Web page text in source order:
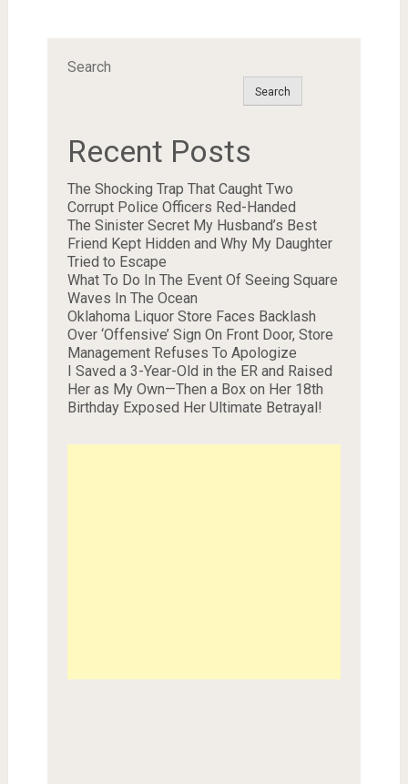
Search
Search
Recent Posts
The Shocking Trap That Caught Two
Corrupt Police Officers Red-Handed
The Sinister Secret My Husband’s Best
Friend Kept Hidden and Why My Daughter
Tried to Escape
What To Do In The Event Of Seeing Square
Waves In The Ocean
Oklahoma Liquor Store Faces Backlash
Over ‘Offensive’ Sign On Front Door, Store
Management Refuses To Apologize
I Saved a 3-Year-Old in the ER and Raised
Her as My Own—Then a Box on Her 18th
Birthday Exposed Her Ultimate Betrayal!